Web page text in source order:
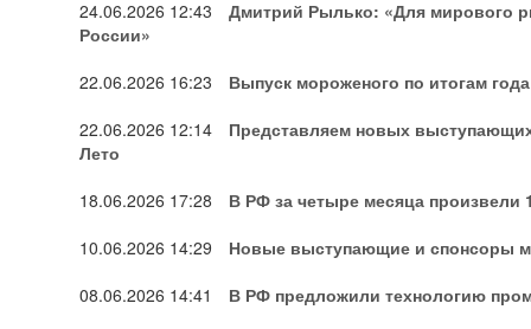
24.06.2026 12:43
Дмитрий Рылько: «Для мирового
России»
22.06.2026 16:23
Выпуск мороженого по итогам
22.06.2026 12:14
Представляем новых
Лето
18.06.2026 17:28
В РФ за четыре месяца произвели
10.06.2026 14:29
Новые выступающие и спонсоры
08.06.2026 14:41
В РФ предложили технологию